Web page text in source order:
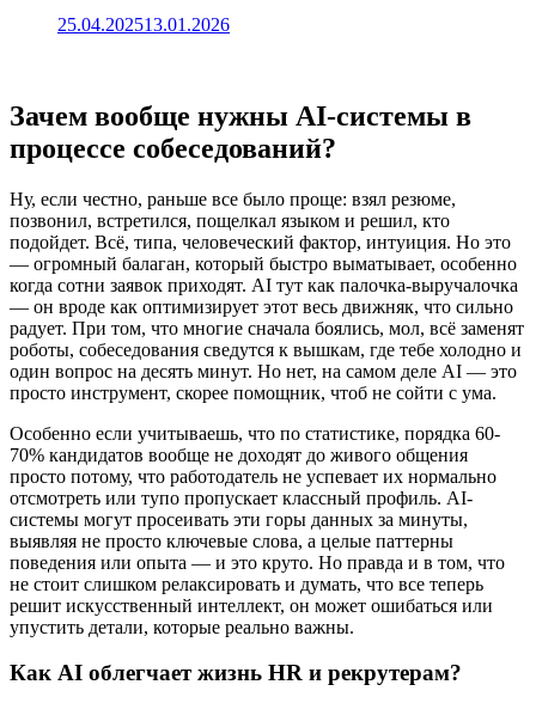
25.04.202513.01.2026
Зачем вообще нужны AI-системы в
процессе собеседований?
Ну, если честно, раньше все было проще: взял резюме,
позвонил, встретился, пощелкал языком и решил, кто
подойдет. Всё, типа, человеческий фактор, интуиция. Но это
— огромный балаган, который быстро выматывает, особенно
когда сотни заявок приходят. AI тут как палочка-выручалочка
— он вроде как оптимизирует этот весь движняк, что сильно
радует. При том, что многие сначала боялись, мол, всё заменят
роботы, собеседования сведутся к вышкам, где тебе холодно и
один вопрос на десять минут. Но нет, на самом деле AI — это
просто инструмент, скорее помощник, чтоб не сойти с ума.
Особенно если учитываешь, что по статистике, порядка 60-
70% кандидатов вообще не доходят до живого общения
просто потому, что работодатель не успевает их нормально
отсмотреть или тупо пропускает классный профиль. AI-
системы могут просеивать эти горы данных за минуты,
выявляя не просто ключевые слова, а целые паттерны
поведения или опыта — и это круто. Но правда и в том, что
не стоит слишком релаксировать и думать, что все теперь
решит искусственный интеллект, он может ошибаться или
упустить детали, которые реально важны.
Как AI облегчает жизнь HR и рекрутерам?